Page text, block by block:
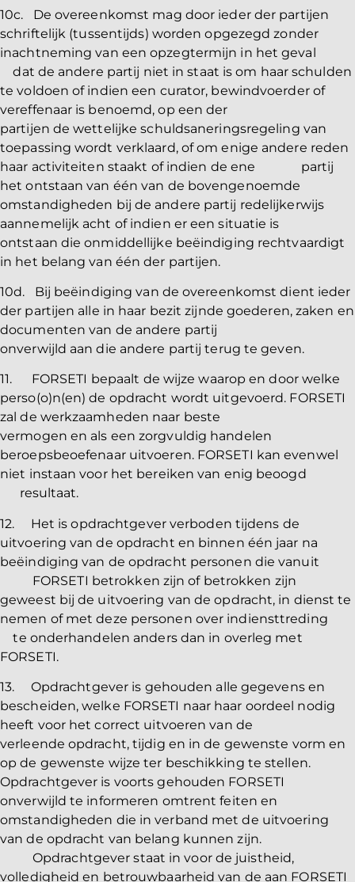
10c. De overeenkomst mag door ieder der partijen
schriftelijk (tussentijds) worden opgezegd zonder
inachtneming van een opzegtermijn in het geval
dat de andere partij niet in staat is om haar schulden
te voldoen of indien een curator, bewindvoerder of
vereffenaar is benoemd, op een der
partijen de wettelijke schuldsaneringsregeling van
toepassing wordt verklaard, of om enige andere reden
haar activiteiten staakt of indien de ene partij
het ontstaan van één van de bovengenoemde
omstandigheden bij de andere partij redelijkerwijs
aannemelijk acht of indien er een situatie is
ontstaan die onmiddellijke beëindiging rechtvaardigt
in het belang van één der partijen.
10d. Bij beëindiging van de overeenkomst dient ieder
der partijen alle in haar bezit zijnde goederen, zaken en
documenten van de andere partij
onverwijld aan die andere partij terug te geven.
11. FORSETI bepaalt de wijze waarop en door welke
perso(o)n(en) de opdracht wordt uitgevoerd. FORSETI
zal de werkzaamheden naar beste
vermogen en als een zorgvuldig handelen
beroepsbeoefenaar uitvoeren. FORSETI kan evenwel
niet instaan voor het bereiken van enig beoogd
resultaat.
12. Het is opdrachtgever verboden tijdens de
uitvoering van de opdracht en binnen één jaar na
beëindiging van de opdracht personen die vanuit
FORSETI betrokken zijn of betrokken zijn
geweest bij de uitvoering van de opdracht, in dienst te
nemen of met deze personen over indiensttreding
te onderhandelen anders dan in overleg met
FORSETI.
13. Opdrachtgever is gehouden alle gegevens en
bescheiden, welke FORSETI naar haar oordeel nodig
heeft voor het correct uitvoeren van de
verleende opdracht, tijdig en in de gewenste vorm en
op de gewenste wijze ter beschikking te stellen.
Opdrachtgever is voorts gehouden FORSETI
onverwijld te informeren omtrent feiten en
omstandigheden die in verband met de uitvoering
van de opdracht van belang kunnen zijn.
Opdrachtgever staat in voor de juistheid,
volledigheid en betrouwbaarheid van de aan FORSETI